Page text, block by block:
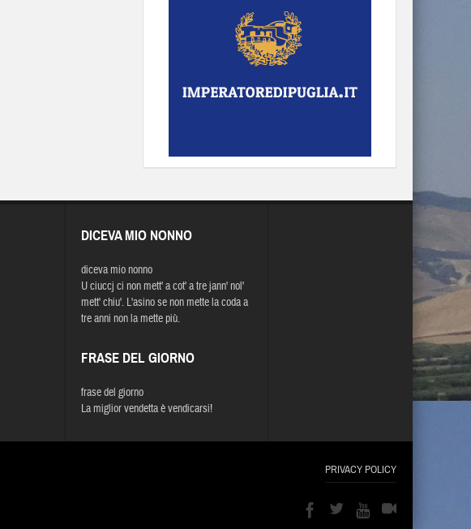
DICEVA MIO NONNO
diceva mio nonno
U ciuccj ci non mett' a cot' a tre jann' nol'
mett' chiu'. L'asino se non mette la coda a
tre anni non la mette più.
FRASE DEL GIORNO
frase del giorno
La miglior vendetta è vendicarsi!
PRIVACY POLICY